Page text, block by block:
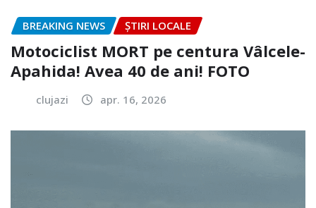
BREAKING NEWS ȘTIRI LOCALE
Motociclist MORT pe centura Vâlcele-
Apahida! Avea 40 de ani! FOTO
clujazi apr. 16, 2026